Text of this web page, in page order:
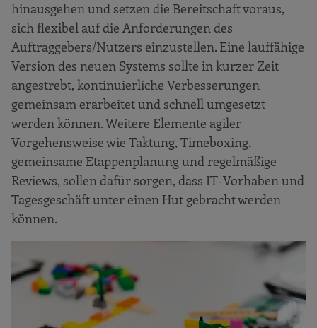
hinausgehen und setzen die Bereitschaft voraus,
sich flexibel auf die Anforderungen des
Auftraggebers/Nutzers einzustellen. Eine lauffähige
Version des neuen Systems sollte in kurzer Zeit
angestrebt, kontinuierliche Verbesserungen
gemeinsam erarbeitet und schnell umgesetzt
werden können. Weitere Elemente agiler
Vorgehensweise wie Taktung, Timeboxing,
gemeinsame Etappenplanung und regelmäßige
Reviews, sollen dafür sorgen, dass IT-Vorhaben und
Tagesgeschäft unter einen Hut gebracht werden
können.